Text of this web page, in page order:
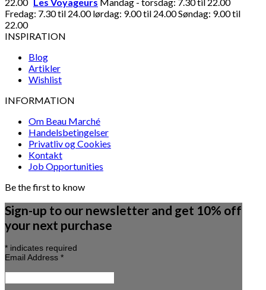
Fredag: 7.30 til 24.00 lørdag: 9.00 til 24.00 Søndag: 9.00 til
22.00
INSPIRATION
Blog
Artikler
Wishlist
INFORMATION
Om Beau Marché
Handelsbetingelser
Privatliv og Cookies
Kontakt
Job Opportunities
Be the first to know
Sign-up to our newsletter and get 10% off
your next purchase
* indicates required
Email Address *